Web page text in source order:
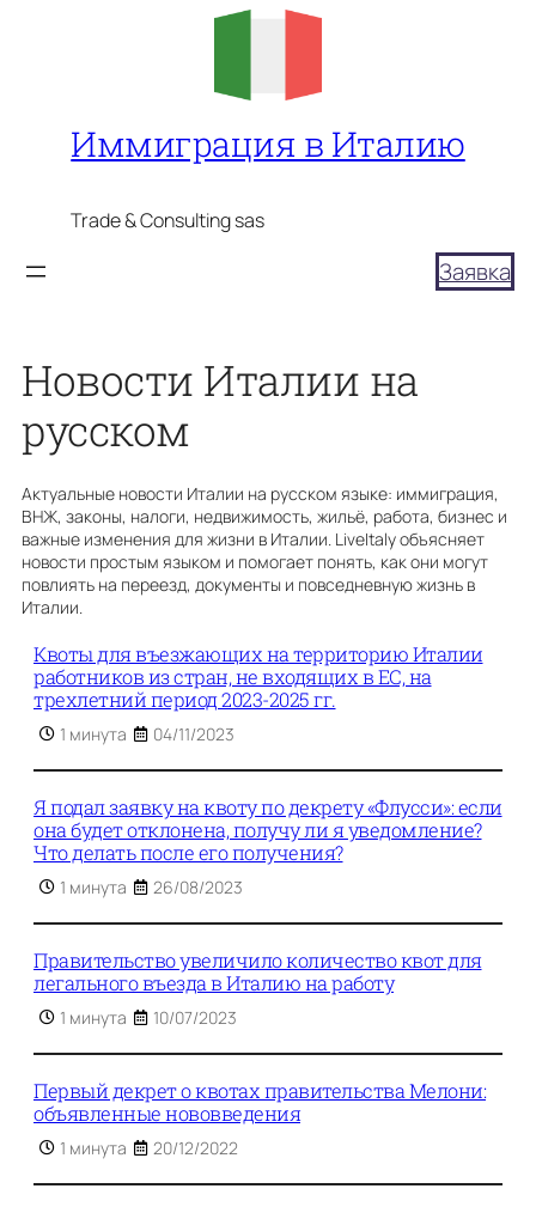
Иммиграция в Италию
Trade & Consulting sas
Заявка
Новости Италии на
русском
Актуальные новости Италии на русском языке: иммиграция,
ВНЖ, законы, налоги, недвижимость, жильё, работа, бизнес и
важные изменения для жизни в Италии. LiveItaly объясняет
новости простым языком и помогает понять, как они могут
повлиять на переезд, документы и повседневную жизнь в
Италии.
Квоты для въезжающих на территорию Италии
работников из стран, не входящих в ЕС, на
трехлетний период 2023-2025 гг.
1 минута 04/11/2023
Я подал заявку на квоту по декрету «Флусси»: если
она будет отклонена, получу ли я уведомление?
Что делать после его получения?
1 минута 26/08/2023
Правительство увеличило количество квот для
легального въезда в Италию на работу
1 минута 10/07/2023
Первый декрет о квотах правительства Мелони:
объявленные нововведения
1 минута 20/12/2022